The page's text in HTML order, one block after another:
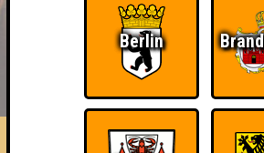
HIGHSCORE
FAQ ÜBER
Berlin